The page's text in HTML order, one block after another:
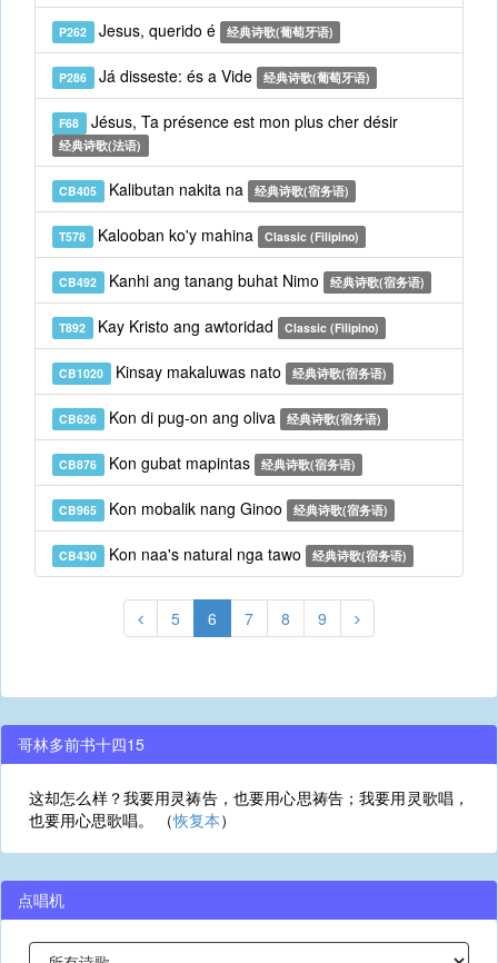
P262 Jesus, querido é 经典诗歌(葡萄牙语)
P286 Já disseste: és a Vide 经典诗歌(葡萄牙语)
F68 Jésus, Ta présence est mon plus cher désir
经典诗歌(法语)
CB405 Kalibutan nakita na 经典诗歌(宿务语)
T578 Kalooban ko'y mahina Classic (Filipino)
CB492 Kanhi ang tanang buhat Nimo 经典诗歌(宿务语)
T892 Kay Kristo ang awtoridad Classic (Filipino)
CB1020 Kinsay makaluwas nato 经典诗歌(宿务语)
CB626 Kon di pug-on ang oliva 经典诗歌(宿务语)
CB876 Kon gubat mapintas 经典诗歌(宿务语)
CB965 Kon mobalik nang Ginoo 经典诗歌(宿务语)
CB430 Kon naa's natural nga tawo 经典诗歌(宿务语)
5 6 7 8 9
哥林多前书十四15
这却怎么样？我要用灵祷告，也要用心思祷告；我要用灵歌唱，
也要用心思歌唱。 （恢复本）
点唱机